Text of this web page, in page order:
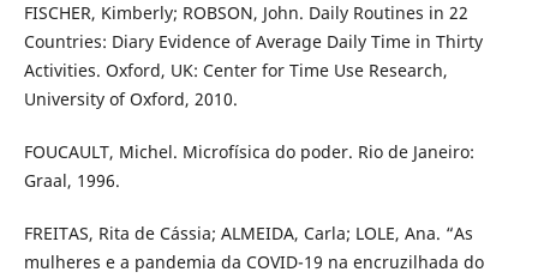
FISCHER, Kimberly; ROBSON, John. Daily Routines in 22
Countries: Diary Evidence of Average Daily Time in Thirty
Activities. Oxford, UK: Center for Time Use Research,
University of Oxford, 2010.
FOUCAULT, Michel. Microfísica do poder. Rio de Janeiro:
Graal, 1996.
FREITAS, Rita de Cássia; ALMEIDA, Carla; LOLE, Ana. “As
mulheres e a pandemia da COVID-19 na encruzilhada do